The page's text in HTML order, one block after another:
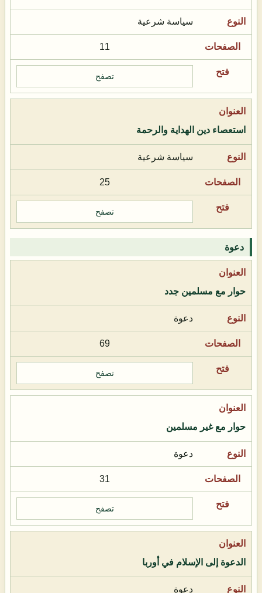
سياسة شرعية
11
تصفح
استعصاء دين الهداية والرحمة
سياسة شرعية
25
تصفح
دعوة
حوار مع مسلمين جدد
دعوة
69
تصفح
حوار مع غير مسلمين
دعوة
31
تصفح
الدعوة إلى الإسلام في أوربا
دعوة